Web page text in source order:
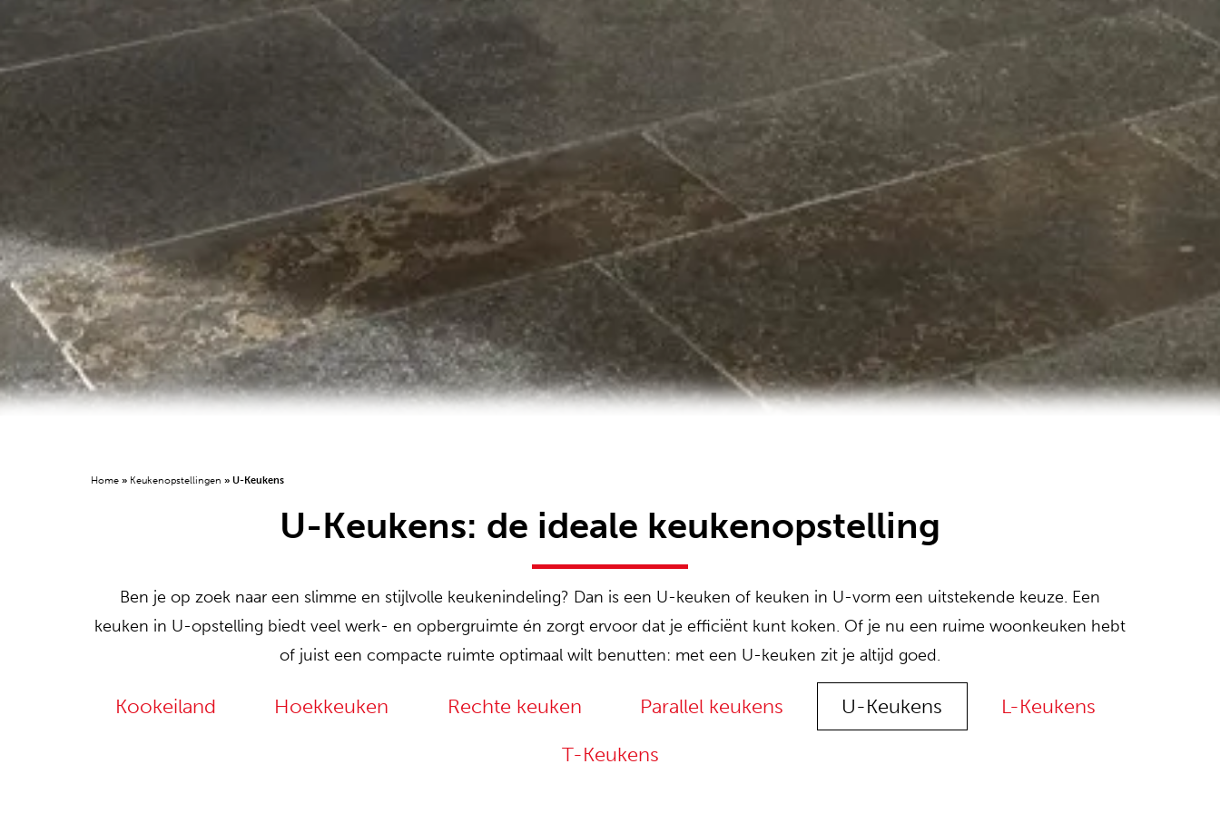
Home » Keukenopstellingen » U-Keukens
U-Keukens: de ideale keukenopstelling
Ben je op zoek naar een slimme en stijlvolle keukenindeling? Dan is een U-keuken of keuken in U-vorm een uitstekende keuze. Een
keuken in U-opstelling biedt veel werk- en opbergruimte én zorgt ervoor dat je efficiënt kunt koken. Of je nu een ruime woonkeuken hebt
of juist een compacte ruimte optimaal wilt benutten: met een U-keuken zit je altijd goed.
Kookeiland Hoekkeuken Rechte keuken Parallel keukens U-Keukens
L-Keukens
T-Keukens